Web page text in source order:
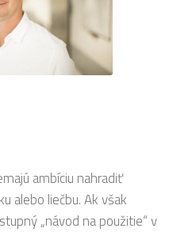
ambíciu nahradiť
alebo liečbu. Ak však
„návod na použitie“ v